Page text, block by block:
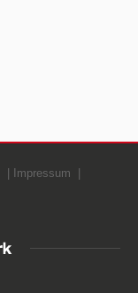
Impressum